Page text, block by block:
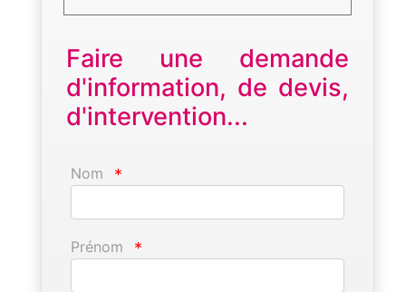
Faire une demande
d'information, de devis,
d'intervention...
Nom *
Prénom *